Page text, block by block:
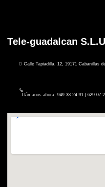
Tele-guadalcan S.L.U
Calle Tapiadilla, 12, 19171 Cabanillas
Llámanos ahora: 949 33 24 91 | 629 07